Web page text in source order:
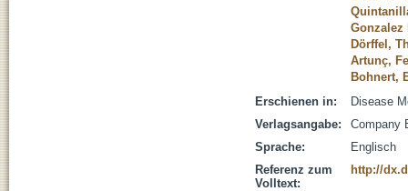
Gonzalez
Dörffel,
Artunç,
Bohnert,
Erschienen in:
Disease
Verlagsangabe:
Company
Sprache:
Englisch
Referenz zum
Volltext:
http://